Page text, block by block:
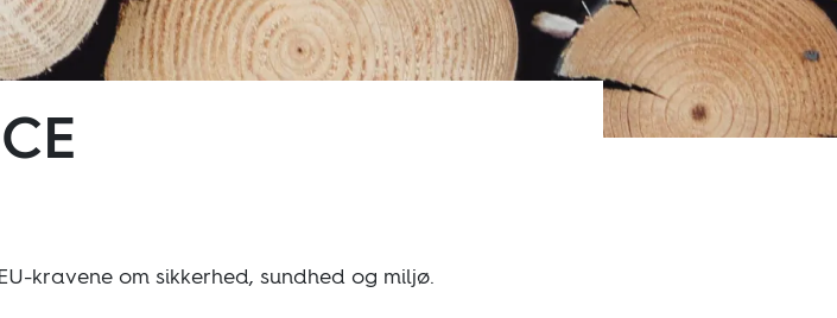
Instagram LinkedinYoutube
CE
kravene om sikkerhed, sundhed og miljø.